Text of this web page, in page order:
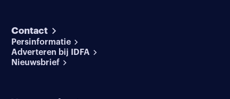
Contact
Persinformatie
Adverteren bij IDFA
Nieuwsbrief